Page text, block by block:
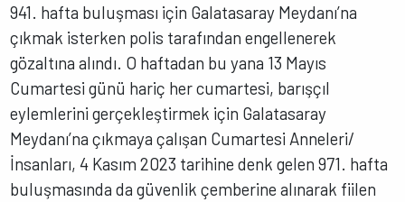
941. hafta buluşması için Galatasaray Meydanı’na
çıkmak isterken polis tarafından engellenerek
gözaltına alındı. O haftadan bu yana 13 Mayıs
Cumartesi günü hariç her cumartesi, barışçıl
eylemlerini gerçekleştirmek için Galatasaray
Meydanı’na çıkmaya çalışan Cumartesi Anneleri/
İnsanları, 4 Kasım 2023 tarihine denk gelen 971. hafta
buluşmasında da güvenlik çemberine alınarak fiilen